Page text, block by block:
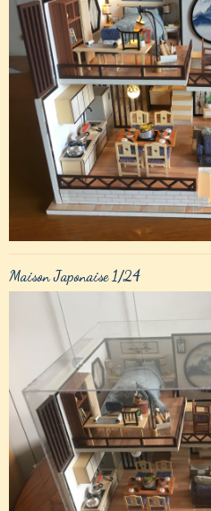
Maison Japonaise 1/24